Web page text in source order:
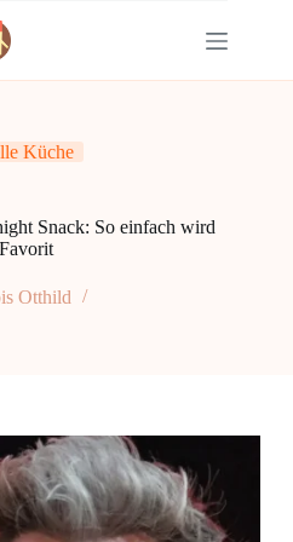
Küche
Snack: So einfach wird
Otthild